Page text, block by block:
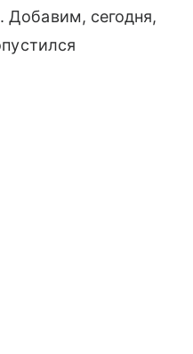
Добавим, сегодня,